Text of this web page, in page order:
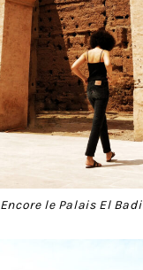
Encore le Palais El Badi